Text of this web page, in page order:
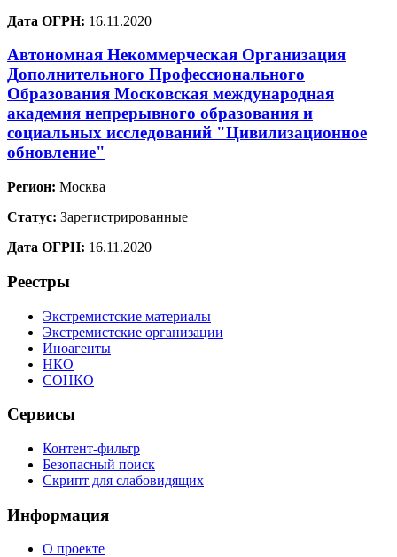
Дата ОГРН: 16.11.2020
Автономная Некоммерческая Организация
Дополнительного Профессионального
Образования Московская международная
академия непрерывного образования и
социальных исследований "Цивилизационное
обновление"
Регион: Москва
Статус: Зарегистрированные
Дата ОГРН: 16.11.2020
Реестры
Экстремистские материалы
Экстремистские организации
Иноагенты
НКО
СОНКО
Сервисы
Контент-фильтр
Безопасный поиск
Скрипт для слабовидящих
Информация
О проекте